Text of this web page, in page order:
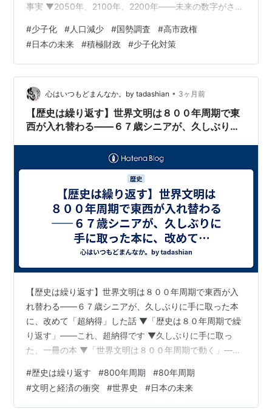
事実 ▼2050年、2100年、2200年——未来の数字がさら
してみましょう ▼「人口減少が招く」連鎖——これが本
当に怖いところです ▼高市政権の最大の課題——「暗黒
の35年からの脱却」 ▼「人口問題は政策で変えられる」
——他国の成功例から学ぶ ▼「人事を尽くして天命を待
つ」——私たちにできること ▼安全保障と少子化——切
り離せない関係 ▼皇室…
#少子化 #人口減少 #国勢調査 #高市政権
#日本の未来 #積極財政 #少子化対策
心はいつもどまんなか。by tadashian • 3ヶ月前
【歴史は繰り返す】世界文明は８００年周期で東
西が入れ替わる——６７歳シニアが、久しぶりに
【歴史は繰り返す】世界文明は８００年周期で東西が入
れ替わる——６７歳シニアが、久しぶりに手に取った本
に、改めて「超納得」した話 ▼「歴史は８０年周期で繰
り返す」——これ、超納得です ▼久しぶりに手に取っ
た、一冊の本 ▼「世界文明は８００年周期で動く」——
千年の大きな波 ▼では今は、大転換期の「動乱の時代」
▼私には学術的な真偽を判断する力はない——でも「超
納得」なんです ▼８０年周期の小さな波と、今の日本
#歴史は繰り返す #800年周期 #80年周期
#文明と経済の衝突 #世界史 #日本の未来